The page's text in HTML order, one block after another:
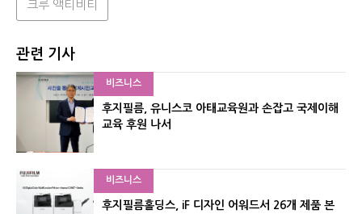
크루 액티비티
관련 기사
비즈니스
후지필름, 유니스코 아태교육원과 손잡고 국제이해
교육 후원 나서
비즈니스
후지필름홀딩스, iF 디자인 어워드서 26개 제품 본